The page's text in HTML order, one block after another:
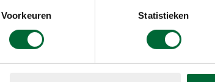
Voorkeuren Statistieken
Overijssel